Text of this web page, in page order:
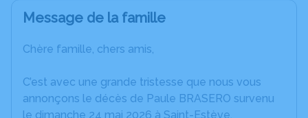
Message de la famille
Chère famille, chers amis,
C’est avec une grande tristesse que nous vous
annonçons le décès de Paule BRASERO survenu
le dimanche 24 mai 2026 à Saint-Estève.